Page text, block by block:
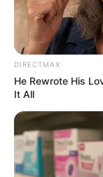
DIRECTMAX
He Rewrote His
It All